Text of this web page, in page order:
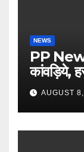
NEWS
PP
कांवड़िये,
seeAUGUST